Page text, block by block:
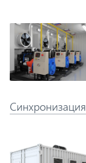
Синхронизация